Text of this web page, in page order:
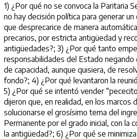
1) ¿Por qué no se convoca la Paritaria
no hay decisión política para generar
que desprecarice de manera
precarios, por estricta antigüedad y
antigüedades?; 3) ¿Por qué tanto
responsabilidades del Estado negando
de capacidad, aunque quisiera, de
fondo?; 4) ¿Por qué levantaron la
5) ¿Por qué se intentó vender
dijeron que, en realidad, en los marcos
solucionarse el grosísimo tema del
Permanente por el grado inicial, con la
la antigüedad?; 6) ¿Por qué se